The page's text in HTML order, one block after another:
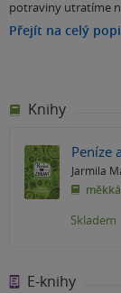
potraviny utratíme
Přejít na celý
Knihy
Peníze
Jarmila
Skladem
E-knihy